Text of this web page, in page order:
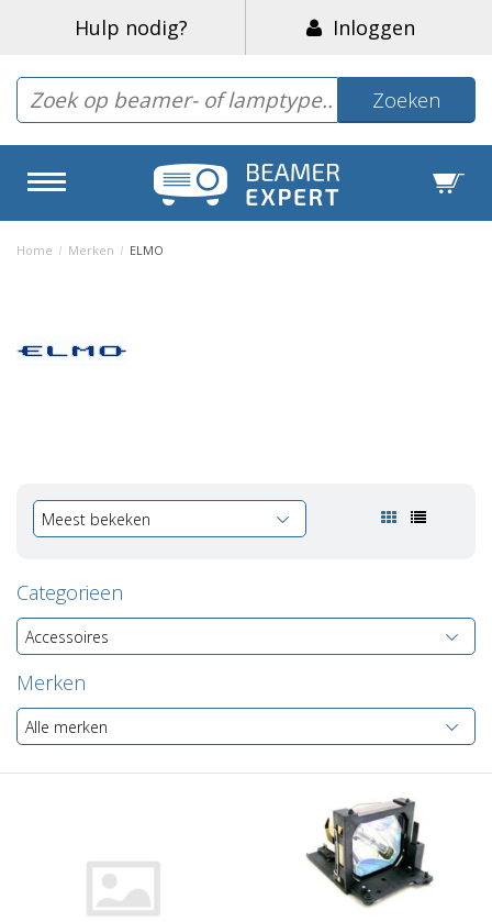
Hulp nodig? Inloggen
Zoeken
Home / Merken / ELMO
Meest bekeken
Categorieen
Accessoires
Merken
Alle merken